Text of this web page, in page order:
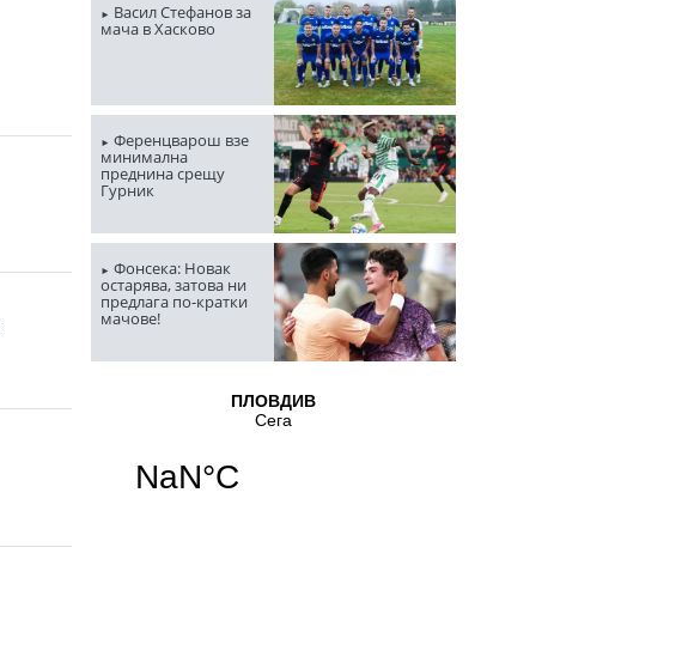
Васил Стефанов за
мача в Хасково
Ференцварош взе
минимална
преднина срещу
Гурник
Фонсека: Новак
остарява, затова ни
предлага по-кратки
мачове!